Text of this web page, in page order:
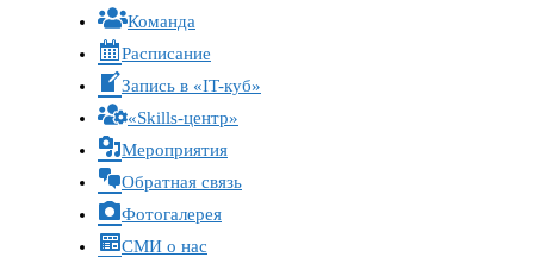
Команда
Расписание
Запись в «IT-куб»
«Skills-центр»
Мероприятия
Обратная связь
Фотогалерея
СМИ о нас